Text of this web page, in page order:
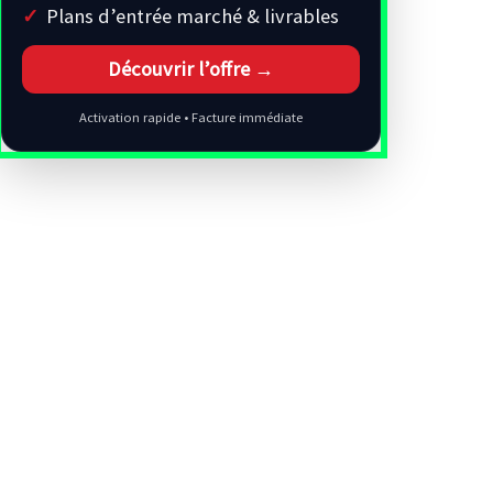
Plans d’entrée marché & livrables
Découvrir l’offre →
Activation rapide • Facture immédiate